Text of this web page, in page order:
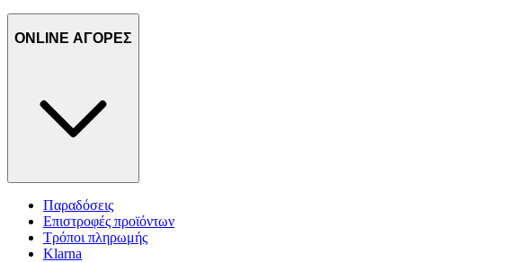
ONLINE ΑΓΟΡΕΣ
Παραδόσεις
Επιστροφές προϊόντων
Τρόποι πληρωμής
Klarna